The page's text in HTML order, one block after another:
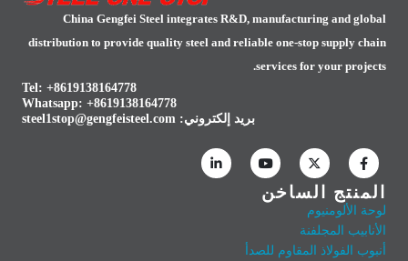
China Gengfei Steel integrates R&D, manufacturing and global
distribution to provide quality steel and reliable one-stop supply chain
services for your projects.
Tel: +8619138164778
Whatsapp: +8619138164778
بريد إلكتروني: steel1stop@gengfeisteel.com
المنتج الساخن
لوحة الألومنيوم
الأنابيب المجلفنة
أنبوب الفولاذ المقاوم للصدأ